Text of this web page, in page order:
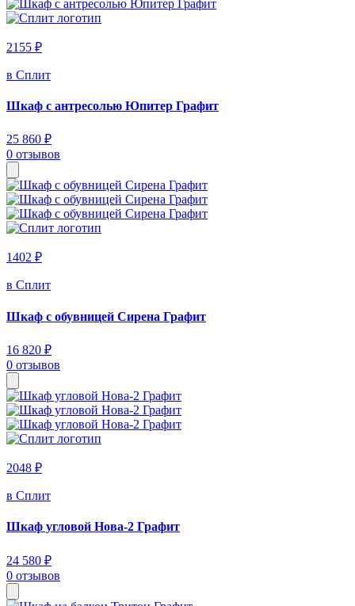
2155 ₽
в Сплит
Шкаф с антресолью Юпитер Графит
25 860 ₽
0 отзывов
1402 ₽
в Сплит
Шкаф с обувницей Сирена Графит
16 820 ₽
0 отзывов
2048 ₽
в Сплит
Шкаф угловой Нова-2 Графит
24 580 ₽
0 отзывов